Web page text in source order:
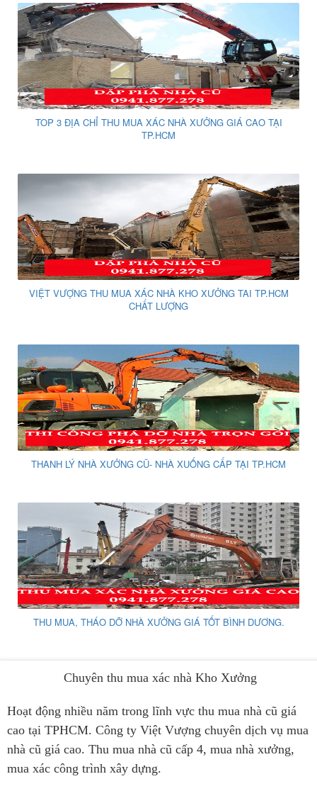
TOP 3 ĐỊA CHỈ THU MUA XÁC NHÀ XƯỞNG GIÁ CAO TẠI
TP.HCM
VIỆT VƯỢNG THU MUA XÁC NHÀ KHO XƯỞNG TAI TP.HCM
CHẤT LƯỢNG
THANH LÝ NHÀ XƯỞNG CŨ- NHÀ XUỐNG CẤP TẠI TP.HCM
THU MUA, THÁO DỠ NHÀ XƯỞNG GIÁ TỐT BÌNH DƯƠNG.
Chuyên thu mua xác nhà Kho Xưởng
Hoạt động nhiều năm trong lĩnh vực thu mua nhà cũ giá
cao tại TPHCM. Công ty Việt Vượng chuyên dịch vụ mua
nhà cũ giá cao. Thu mua nhà cũ cấp 4, mua nhà xưởng,
mua xác công trình xây dựng.